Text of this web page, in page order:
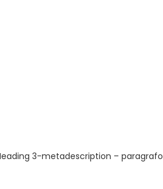
3-metadescription – paragrafo